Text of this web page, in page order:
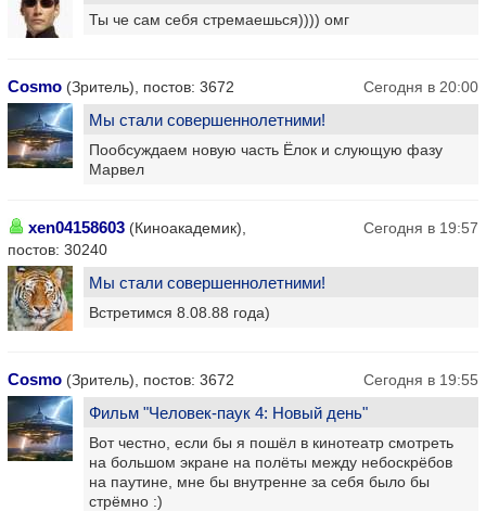
Ты че сам себя стремаешься)))) омг
Cosmo (Зритель), постов: 3672 Сегодня в 20:00
Мы стали совершеннолетними!
Пообсуждаем новую часть Ёлок и слующую фазу
Марвел
xen04158603 (Киноакадемик),
постов: 30240
Сегодня в 19:57
Мы стали совершеннолетними!
Встретимся 8.08.88 года)
Cosmo (Зритель), постов: 3672 Сегодня в 19:55
Фильм "Человек-паук 4: Новый день"
Вот честно, если бы я пошёл в кинотеатр смотреть
на большом экране на полёты между небоскрёбов
на паутине, мне бы внутренне за себя было бы
стрёмно :)